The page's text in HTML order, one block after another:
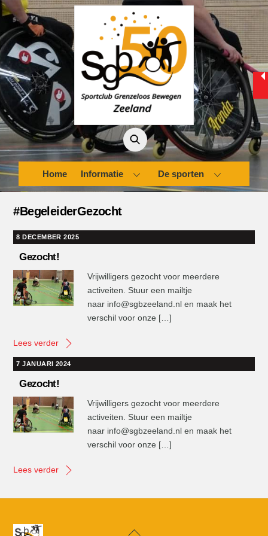
Skip
content
Home Informatie De sporten
#BegeleiderGezocht
8 DECEMBER 2025
Gezocht!
Vrijwilligers gezocht voor meerdere
activeiten. Stuur een mailtje
naar info@sgbzeeland.nl en maak het
verschil voor onze […]
Lees verder
7 JANUARI 2024
Gezocht!
Vrijwilligers gezocht voor meerdere
activeiten. Stuur een mailtje
naar info@sgbzeeland.nl en maak het
verschil voor onze […]
Lees verder
Back